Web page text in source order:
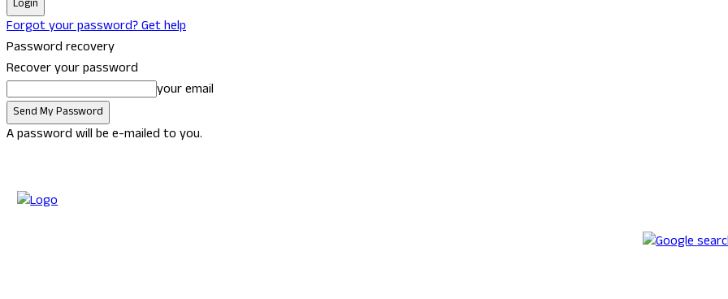
Forgot your password? Get help
Password recovery
Recover your password
your email
A password will be e-mailed to you.